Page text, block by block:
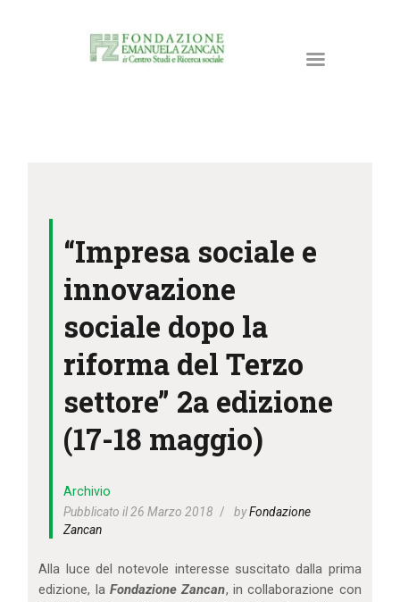
ATTIVITÀ E PROGETTI
PUBBLICAZIONI
RISORSE
NEWS
DONA ORA
IL MIO ACCOUNT
CARRELLO
“Impresa sociale e
innovazione
sociale dopo la
riforma del Terzo
settore” 2a edizione
(17-18 maggio)
Archivio
Pubblicato il 26 Marzo 2018
byFondazione
Zancan
Alla luce del notevole interesse suscitato dalla prima
edizione, laFondazione Zancan, in collaborazione con